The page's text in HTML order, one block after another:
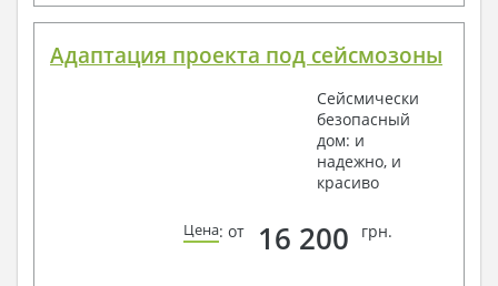
Адаптация проекта под сейсмозоны
Сейсмически
безопасный
дом: и
надежно, и
красиво
Цена: от 16 200 грн.